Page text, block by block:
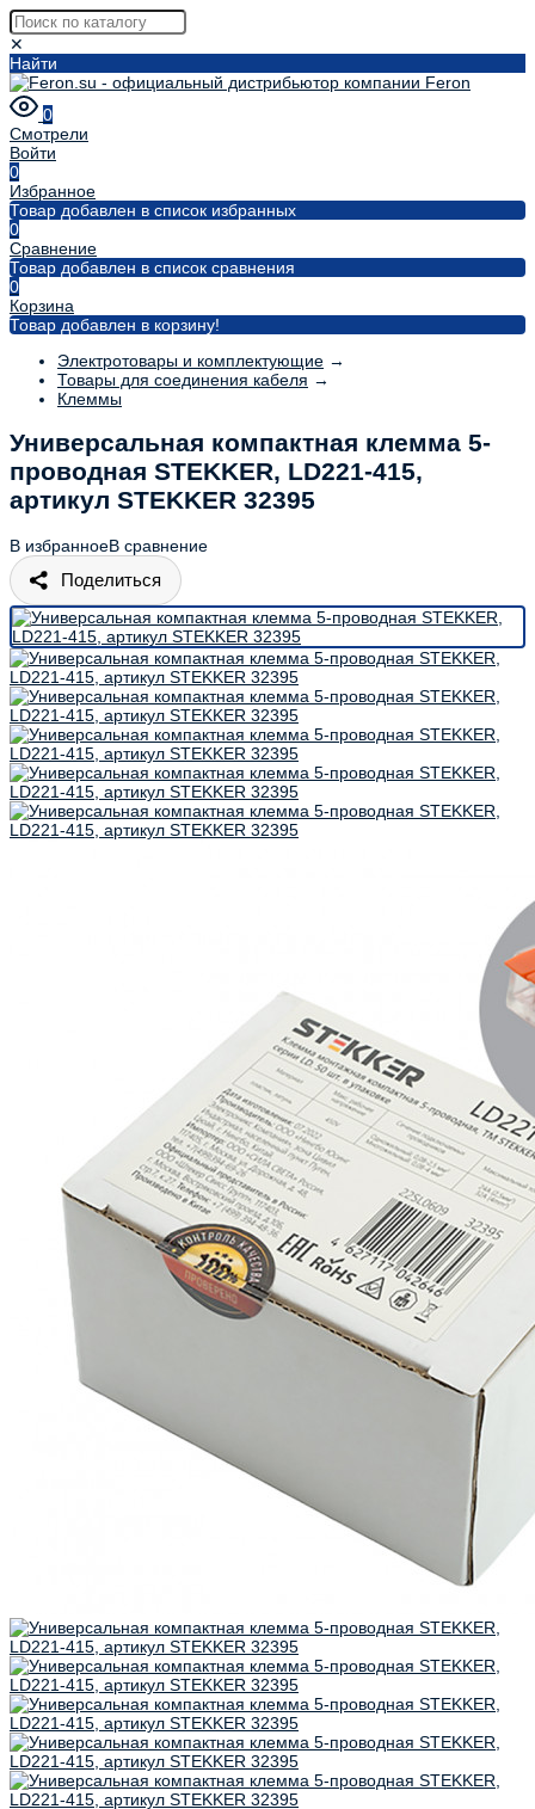
✕
Найти
0
Смотрели
Войти
0
Избранное
Товар добавлен в список избранных
0
Сравнение
Товар добавлен в список сравнения
0
Корзина
Товар добавлен в корзину!
Электротовары и комплектующие →
Товары для соединения кабеля →
Клеммы
Универсальная компактная клемма 5-
проводная STEKKER, LD221-415,
артикул STEKKER 32395
В избранноеВ сравнение
Поделиться